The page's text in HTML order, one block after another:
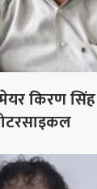
किरण सिंह